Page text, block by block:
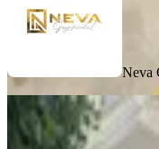
Neva
YENİ